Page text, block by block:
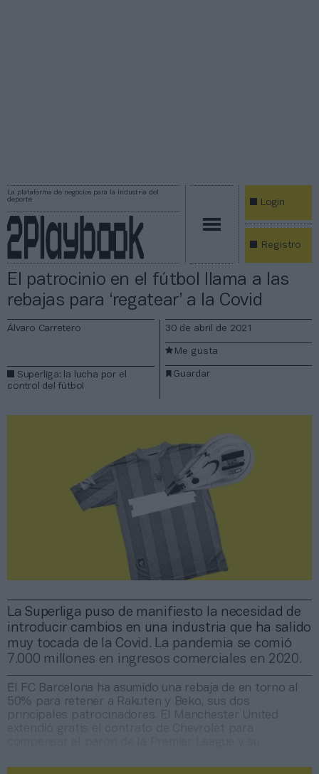
La plataforma de negocios para la industria del
deporte
Login
Registro
El patrocinio en el fútbol llama a las
rebajas para ‘regatear’ a la Covid
La Superliga puso de manifiesto la necesidad de
introducir cambios en una industria que ha salido
muy tocada de la Covid. La pandemia se comió
7.000 millones en ingresos comerciales en 2020.
Álvaro Carretero
Superliga: la lucha por el
control del fútbol
30 de abril de 2021
Guardar
Me gusta
El FC Barcelona ha asumido una rebaja de en torno al
50% para retener a Rakuten y Beko, sus dos
principales patrocinadores. El Manchester United